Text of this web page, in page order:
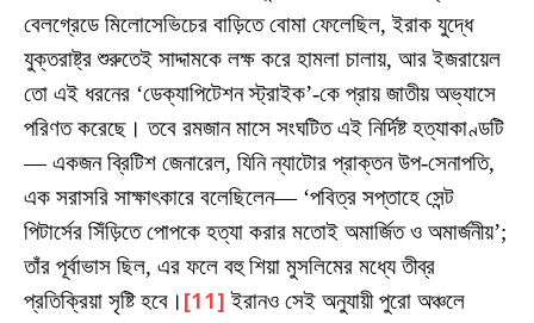
বেলগ্রেডে মিলোসেভিচের বাড়িতে বোমা ফেলেছিল, ইরাক যুদ্ধে
যুক্তরাষ্ট্র শুরুতেই সাদ্দামকে লক্ষ করে হামলা চালায়, আর ইজরায়েল
তো এই ধরনের ‘ডেক্যাপিটেশন স্ট্রাইক’-কে প্রায় জাতীয় অভ্যাসে
পরিণত করেছে। তবে রমজান মাসে সংঘটিত এই নির্দিষ্ট হত্যাকাণ্ডটি
— একজন ব্রিটিশ জেনারেল, যিনি ন্যাটোর প্রাক্তন উপ-সেনাপতি,
এক সরাসরি সাক্ষাৎকারে বলেছিলেন— ‘পবিত্র সপ্তাহে সেন্ট
পিটার্সের সিঁড়িতে পোপকে হত্যা করার মতোই অমার্জিত ও অমার্জনীয়’;
তাঁর পূর্বাভাস ছিল, এর ফলে বহু শিয়া মুসলিমের মধ্যে তীব্র
প্রতিক্রিয়া সৃষ্টি হবে। [11] ইরানও সেই অনুযায়ী পুরো অঞ্চলে